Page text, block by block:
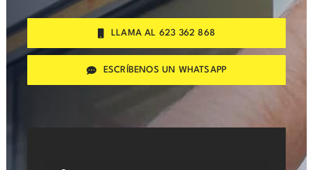
LLAMA AL 623 362 868
ESCRÍBENOS UN WHATSAPP